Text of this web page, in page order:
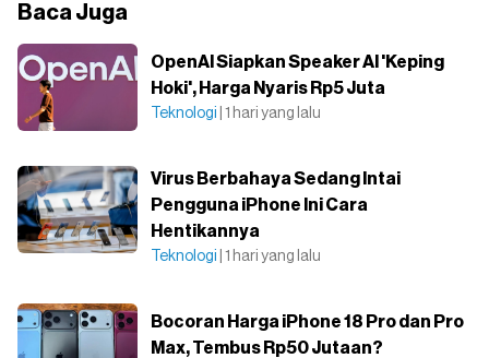
Baca Juga
OpenAI Siapkan Speaker AI 'Keping
Hoki', Harga Nyaris Rp5 Juta
Teknologi | 1 hari yang lalu
Virus Berbahaya Sedang Intai
Pengguna iPhone Ini Cara
Hentikannya
Teknologi | 1 hari yang lalu
Bocoran Harga iPhone 18 Pro dan Pro
Max, Tembus Rp50 Jutaan?